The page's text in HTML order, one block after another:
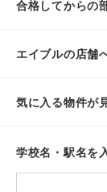
合格してからの
エイブルの店舗
気に入る物件が
学校名・駅名を